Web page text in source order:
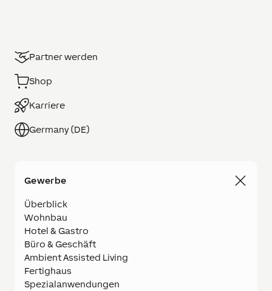
Partner werden
Shop
Karriere
Germany (DE)
Gewerbe
Überblick
Wohnbau
Hotel & Gastro
Büro & Geschäft
Ambient Assisted Living
Fertighaus
Spezialanwendungen